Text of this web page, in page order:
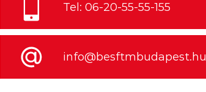
Tel: 06-20-55-55-155
info@besftmbudapest.hu